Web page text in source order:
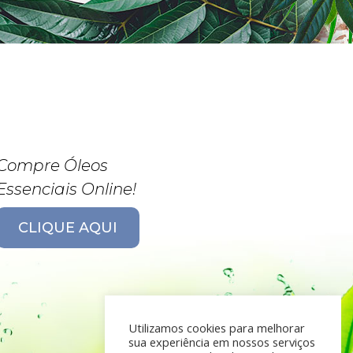
Óleos
Online!
CLIQUE AQUI
Utilizamos cookies para melhorar
sua experiência em nossos serviços